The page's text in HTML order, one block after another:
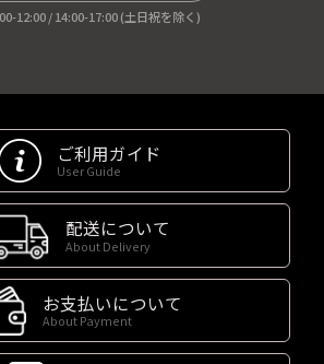
12:00 / 14:00-17:00 (土日祝を除く)
ご利用ガイド
User Guide
配送について
About Delivery
お支払いについて
About Payment